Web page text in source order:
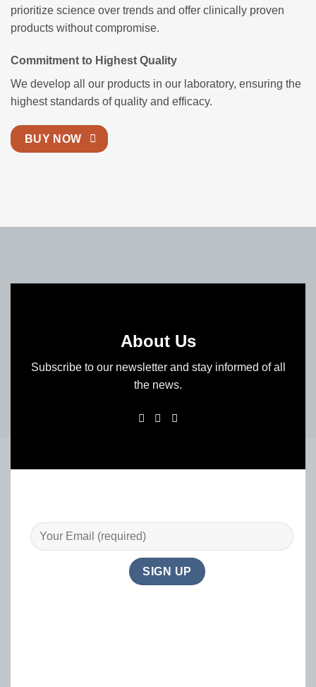
prioritize science over trends and offer clinically proven
products without compromise.
Commitment to Highest Quality
We develop all our products in our laboratory, ensuring the
highest standards of quality and efficacy.
BUY NOW
About Us
Subscribe to our newsletter and stay informed of all
the news.